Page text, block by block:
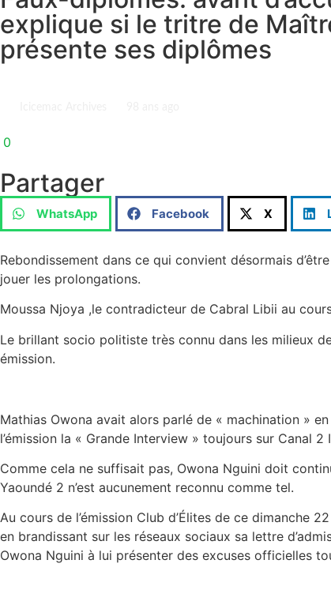
explique si le tritre de
présente ses diplômes
0
Partager
WhatsApp Facebook X
Rebondissement dans ce qui convient désormais
jouer les prolongations.
Moussa Njoya ,le contradicteur de Cabral Libii au
Le brillant socio politiste très connu dans les milieux
émission.
Mathias Owona avait alors parlé de « machination »
l’émission la « Grande Interview » toujours sur Canal 2
Comme cela ne suffisait pas, Owona Nguini doit
Yaoundé 2 n’est aucunement reconnu comme tel.
Au cours de l’émission Club d’Élites de ce dimanche
en brandissant sur les réseaux sociaux sa lettre
Owona Nguini à lui présenter des excuses officielles